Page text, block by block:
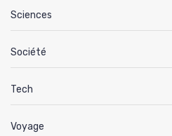
Sciences
Société
Tech
Voyage